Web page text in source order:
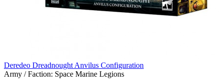
Deredeo Dreadnought Anvilus Configuration
Army / Faction: Space Marine Legions